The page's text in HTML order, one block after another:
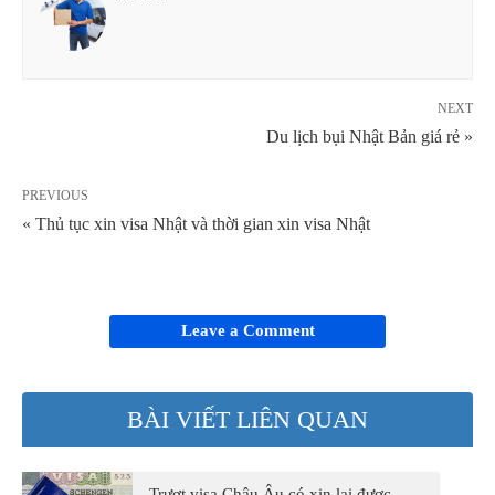
NEXT
Du lịch bụi Nhật Bản giá rẻ »
PREVIOUS
« Thủ tục xin visa Nhật và thời gian xin visa Nhật
Leave a Comment
BÀI VIẾT LIÊN QUAN